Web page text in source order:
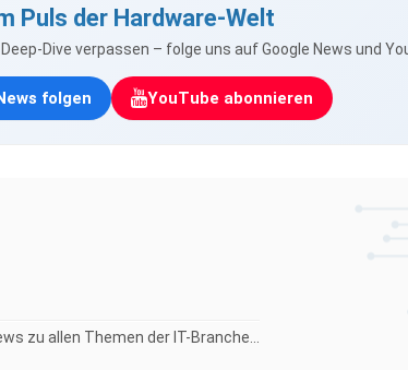
Puls der Hardware-Welt
Dive verpassen – folge uns auf Google News und
folgen YouTube abonnieren
zu allen Themen der IT-Branche...